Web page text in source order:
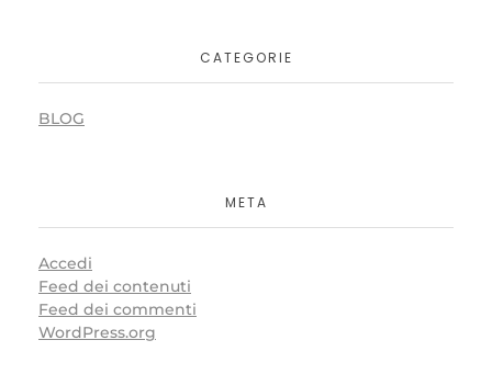
CATEGORIE
BLOG
META
Accedi
Feed dei contenuti
Feed dei commenti
WordPress.org